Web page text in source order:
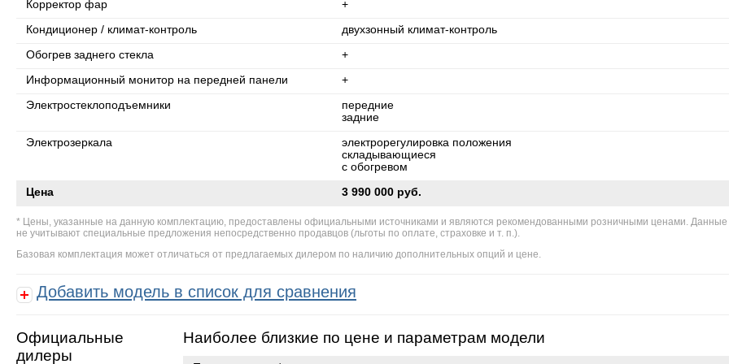
Корректор фар +
Кондиционер / климат-контроль двухзонный климат-контроль
Обогрев заднего стекла +
Информационный монитор на передней панели +
Электростеклоподъемники
передние
задние
Электрозеркала
электрорегулировка положения
складывающиеся
с обогревом
Цена 3 990 000 руб.
Цены, указанные на данную комплектацию, предоставлены официальными источниками и являются рекомендованными розничными ценами.
не учитывают специальные предложения непосредственно продавцов (льготы по оплате, страховке и т. п.).
Базовая комплектация может отличаться от предлагаемых дилером по наличию дополнительных опций и цене.
Добавить модель в список для сравнения
Официальные
дилеры
Наиболее близкие по цене и параметрам модели